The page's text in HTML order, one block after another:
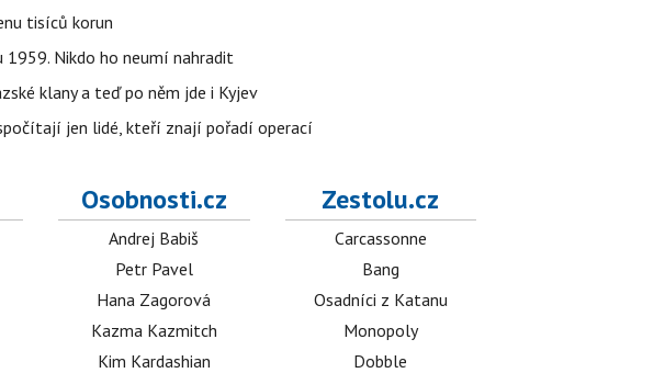
tisíců korun
Nikdo ho neumí nahradit
klany a teď po něm jde i Kyjev
jen lidé, kteří znají pořadí operací
Osobnosti.cz
Andrej Babiš
Petr Pavel
Hana Zagorová
Kazma Kazmitch
Kim Kardashian
Zestolu.cz
Carcassonne
Bang
Osadníci z Katanu
Monopoly
Dobble